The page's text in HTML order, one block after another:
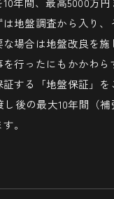
は地盤調査から入り
場合は地盤改良を
行ったにもかかわ
する「地盤保証」
後の最大10年間（
。